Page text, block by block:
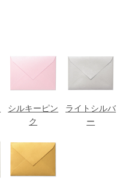
シルキーピン
ク
ライトシルバ
ー